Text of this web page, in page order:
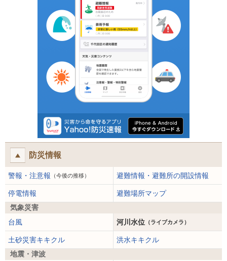
防災情報
警報・注意報 （今後の推移） 避難情報・避難所の開設情報
停電情報
避難場所マップ
気象災害
台風
河川水位 （ライブカメラ）
土砂災害キキクル
洪水キキクル
地震・津波